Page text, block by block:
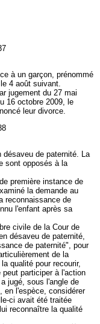
à un garçon, prénommé
4 août suivant.
jugement du 27 mai
16 octobre 2009, le
leur divorce.
désaveu de paternité. La
sont opposés à la
première instance de
la demande au
reconnaissance de
l'enfant après sa
civile de la Cour de
désaveu de paternité,
de paternité", pour
de la
qualité pour recourir,
participer à l'action
jugé, sous l'angle de
en l'espèce, considérer
ci avait été traitée
reconnaître la qualité